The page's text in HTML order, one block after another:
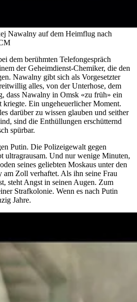
Nawalny auf dem Heimflug nach
dem berühmten Telefongespräch
der Geheimdienst-Chemiker, die den
Nawalny gibt sich als Vorgesetzter
alles, von der Unterhose, dem
dass Nawalny in Omsk «zu früh» ein
Ein ungeheuerlicher Moment.
darüber zu wissen glauben und seither
sind die Enthüllungen erschütternd
spürbar.
Putin. Die Polizeigewalt gegen
ultragrausam. Und nur wenige Minuten,
seines geliebten Moskaus unter den
am Zoll verhaftet. Als ihn seine Frau
steht Angst in seinen Augen. Zum
Strafkolonie. Wenn es nach Putin
Jahre.